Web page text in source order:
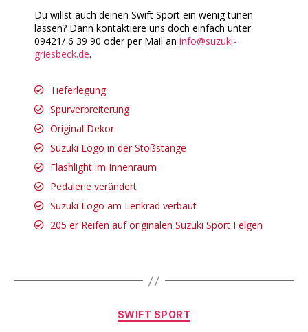
Du willst auch deinen Swift Sport ein wenig tunen
lassen? Dann kontaktiere uns doch einfach unter
09421/ 6 39 90 oder per Mail an info@suzuki-
griesbeck.de.
Tieferlegung
Spurverbreiterung
Original Dekor
Suzuki Logo in der Stoßstange
Flashlight im Innenraum
Pedalerie verändert
Suzuki Logo am Lenkrad verbaut
205 er Reifen auf originalen Suzuki Sport Felgen
SWIFT SPORT